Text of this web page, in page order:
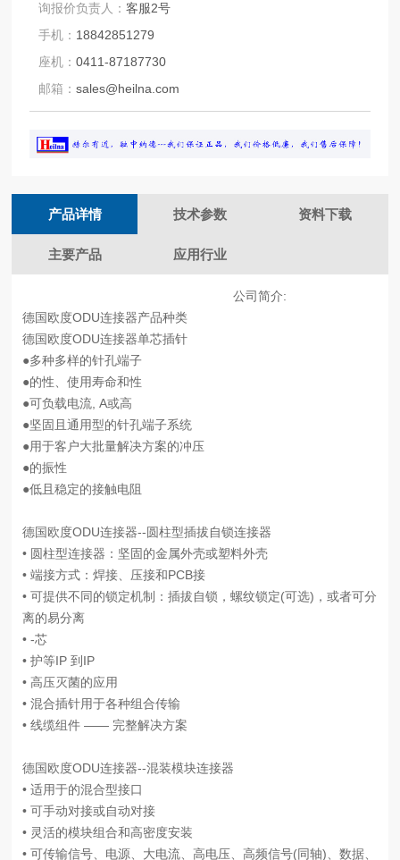
询报价负责人：客服2号
手机： 18842851279
座机：0411-87187730
邮箱：sales@heilna.com
产品详情 技术参数 资料下载
主要产品 应用行业
公司简介:
德国欧度ODU连接器产品种类
德国欧度ODU连接器单芯插针
●多种多样的针孔端子
●的性、使用寿命和性
●可负载电流, A或高
●坚固且通用型的针孔端子系统
●用于客户大批量解决方案的冲压
●的振性
●低且稳定的接触电阻
德国欧度ODU连接器--圆柱型插拔自锁连接器
• 圆柱型连接器：坚固的金属外壳或塑料外壳
• 端接方式：焊接、压接和PCB接
• 可提供不同的锁定机制：插拔自锁，螺纹锁定(可选)，或者可分
离的易分离
• -芯
• 护等IP 到IP
• 高压灭菌的应用
• 混合插针用于各种组合传输
• 线缆组件 —— 完整解决方案
德国欧度ODU连接器--混装模块连接器
• 适用于的混合型接口
• 可手动对接或自动对接
• 灵活的模块组合和高密度安装
• 可传输信号、电源、大电流、高电压、高频信号(同轴)、数据、